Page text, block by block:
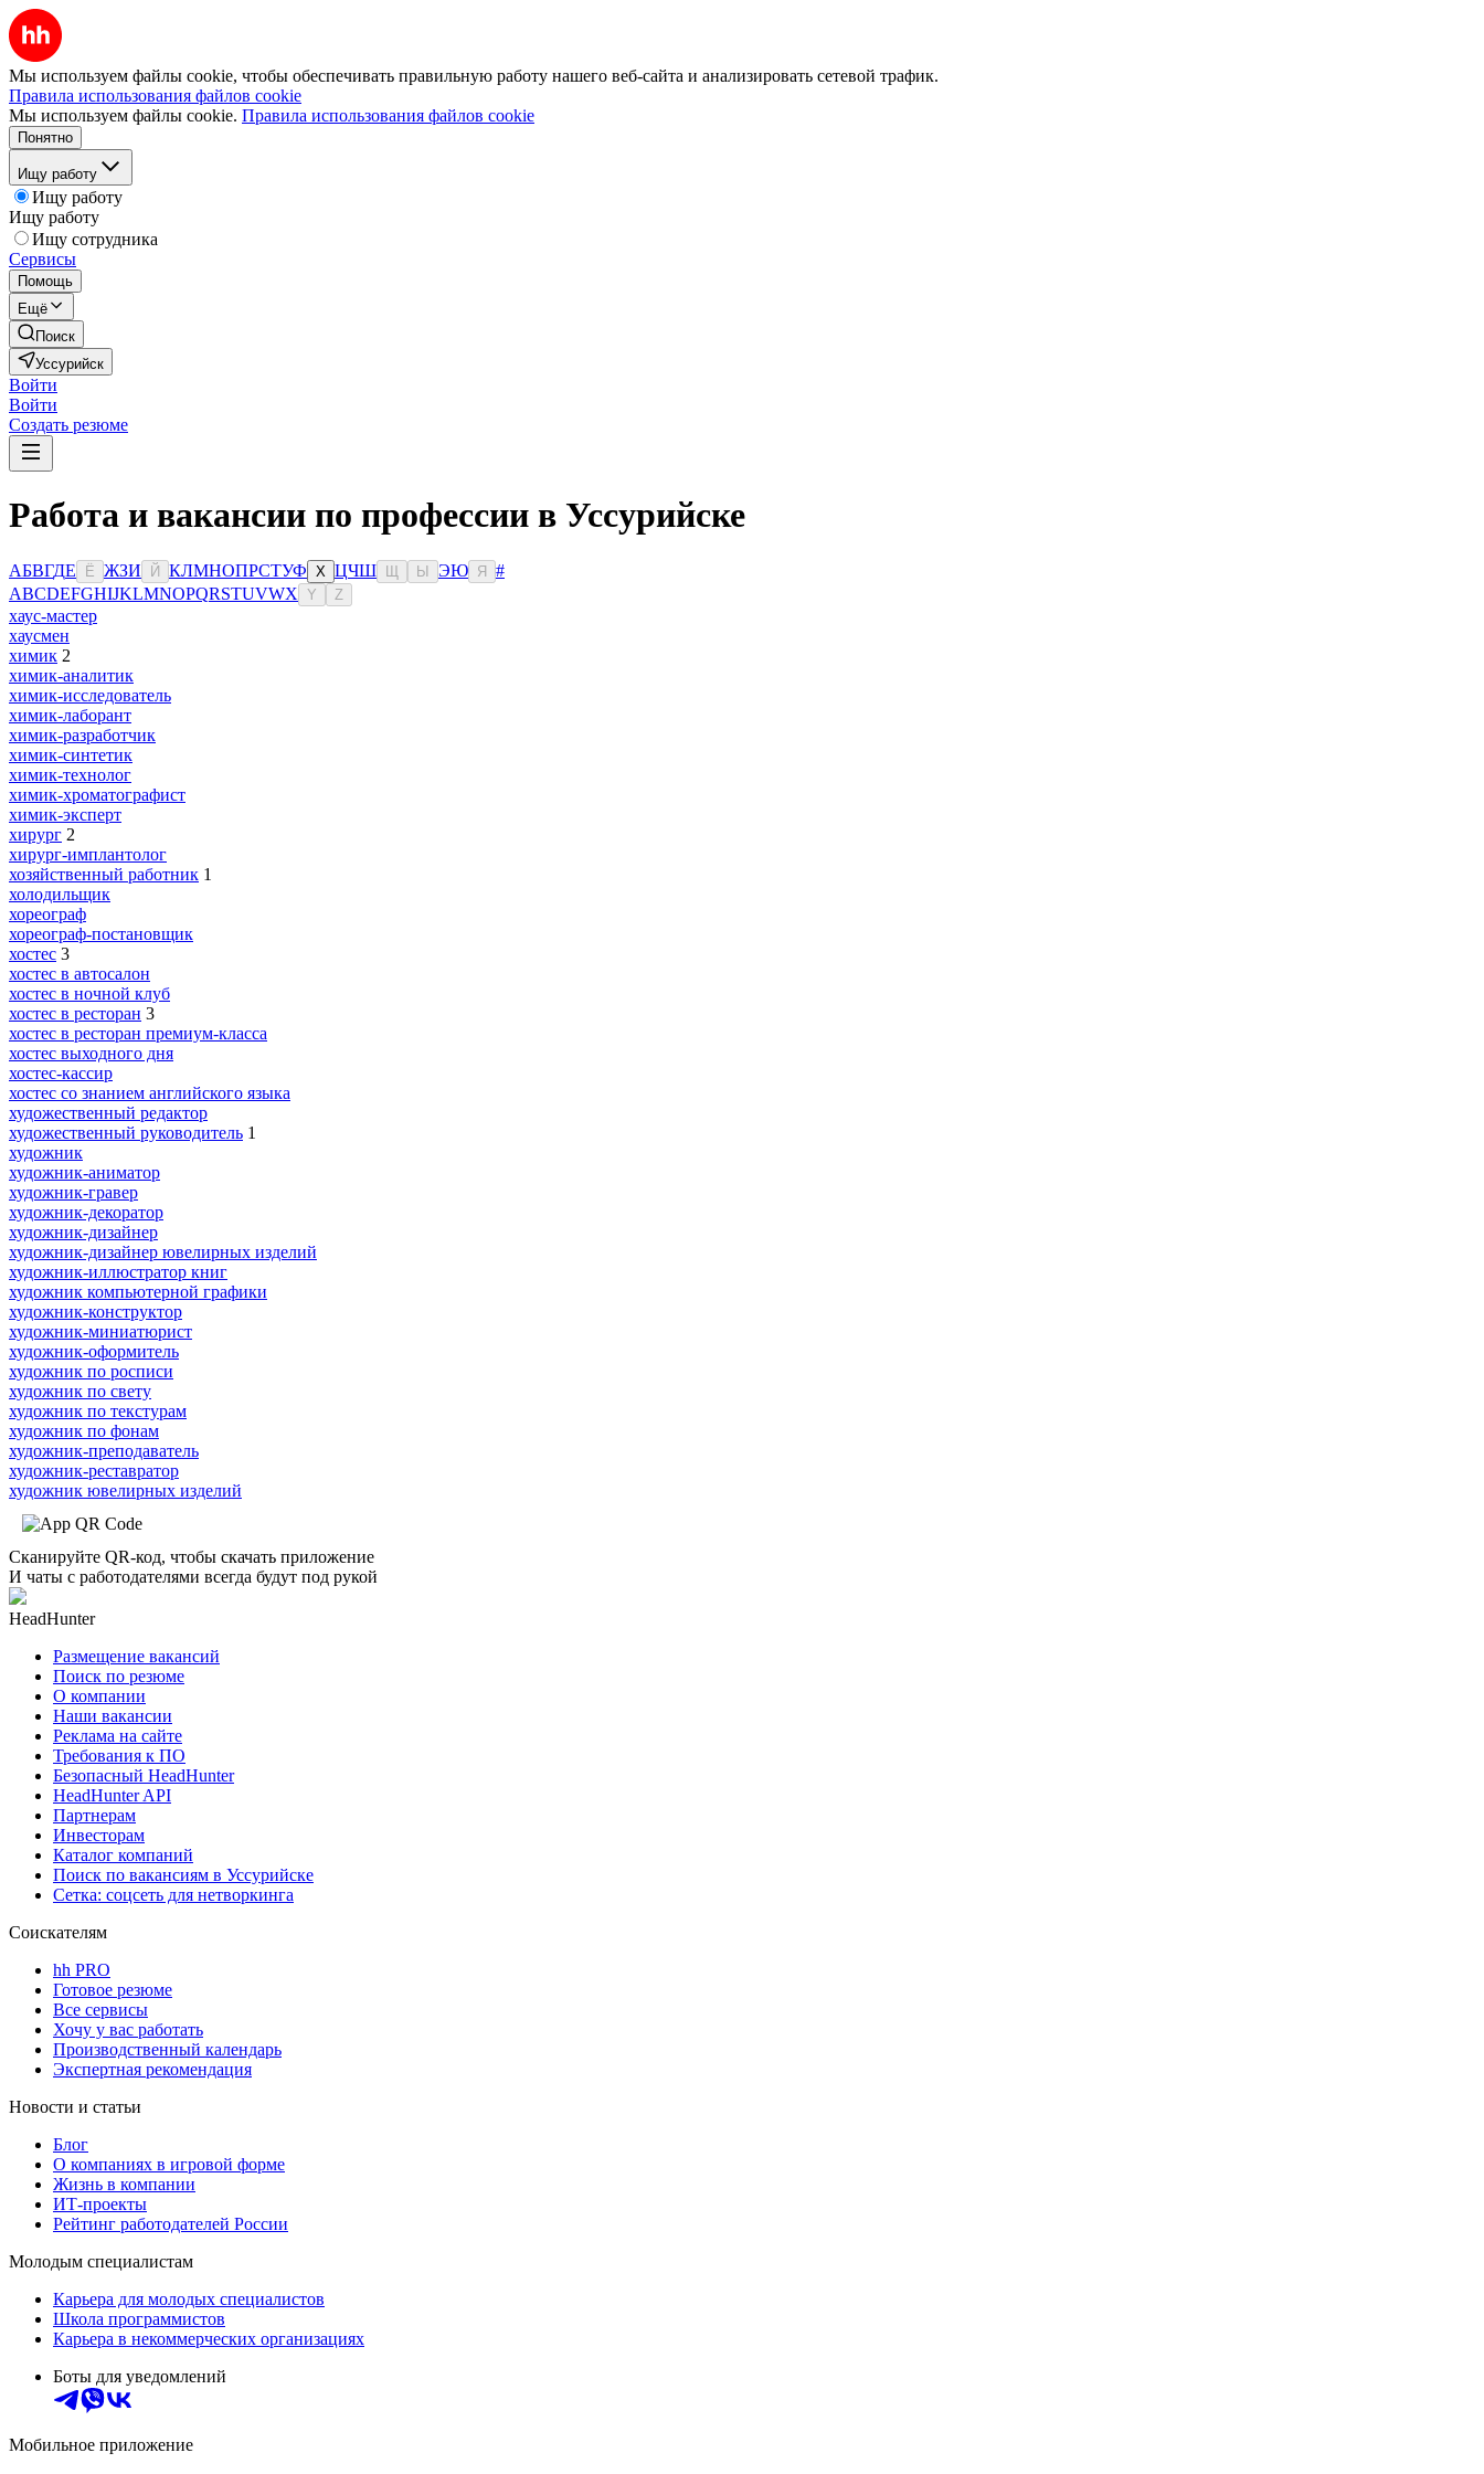
Мы используем файлы cookie, чтобы обеспечивать правильную работу нашего веб-сайта и анализировать сетевой трафик.
Правила использования файлов cookie
Мы используем файлы cookie. Правила использования файлов cookie
Понятно
Ищу работу
Ищу работу
Ищу работу
Ищу сотрудника
Сервисы
Помощь
Ещё
Поиск
Уссурийск
Войти
Войти
Создать резюме
Работа и вакансии по профессии в Уссурийске
АБВГДЕ Ё ЖЗИ Й КЛМНОПРСТУФ Х ЦЧШ Ы ЭЮ Я
#
ABCDEFGHIJKLMNOPQRSTUVWX Y Z
хаус-мастер
хаусмен
химик 2
химик-аналитик
химик-исследователь
химик-лаборант
химик-разработчик
химик-синтетик
химик-технолог
химик-хроматографист
химик-эксперт
хирург 2
хирург-имплантолог
хозяйственный работник 1
холодильщик
хореограф
хореограф-постановщик
хостес 3
хостес в автосалон
хостес в ночной клуб
хостес в ресторан 3
хостес в ресторан премиум-класса
хостес выходного дня
хостес-кассир
хостес со знанием английского языка
художественный редактор
художественный руководитель 1
художник
художник-аниматор
художник-гравер
художник-декоратор
художник-дизайнер
художник-дизайнер ювелирных изделий
художник-иллюстратор книг
художник компьютерной графики
художник-конструктор
художник-миниатюрист
художник-оформитель
художник по росписи
художник по свету
художник по текстурам
художник по фонам
художник-преподаватель
художник-реставратор
художник ювелирных изделий
Сканируйте QR-код, чтобы скачать приложение
И чаты с работодателями всегда будут под рукой
HeadHunter
Размещение вакансий
Поиск по резюме
О компании
Наши вакансии
Реклама на сайте
Требования к ПО
Безопасный HeadHunter
HeadHunter API
Партнерам
Инвесторам
Каталог компаний
Поиск по вакансиям в Уссурийске
Сетка: соцсеть для нетворкинга
Соискателям
hh PRO
Готовое резюме
Все сервисы
Хочу у вас работать
Производственный календарь
Экспертная рекомендация
Новости и статьи
Блог
О компаниях в игровой форме
Жизнь в компании
ИТ-проекты
Рейтинг работодателей России
Молодым специалистам
Карьера для молодых специалистов
Школа программистов
Карьера в некоммерческих организациях
Боты для уведомлений
Мобильное приложение